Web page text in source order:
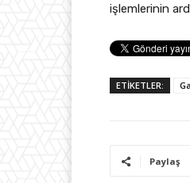
işlemlerinin
ETİKETLER:
Paylaş